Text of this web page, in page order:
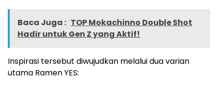
Baca Juga : TOP Mokachinno Double Shot
Hadir untuk Gen Z yang Aktif!
Inspirasi tersebut diwujudkan melalui dua varian
utama Ramen YES: